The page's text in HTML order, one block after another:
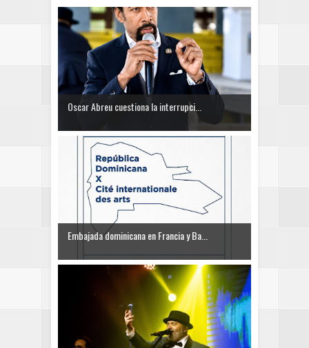
Oscar Abreu cuestiona la interrupci...
Embajada dominicana en Francia y Ba...